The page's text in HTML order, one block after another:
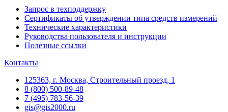
Запрос в техподдержку
Сертификаты об утверждении типа средств измерений
Технические характеристики
Руководства пользователя и инструкции
Полезные ссылки
Контакты
125363, г. Москва, Строительный проезд, 1
8 (800) 500-89-48
7 (495) 783-56-39
gis@gis2000.ru